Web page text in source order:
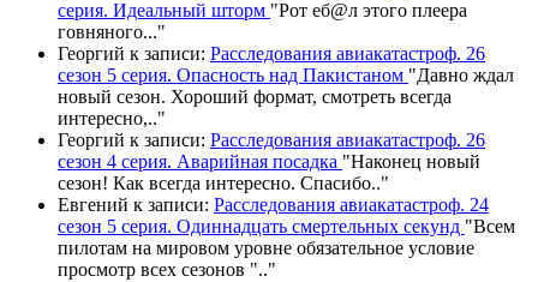
серия. Идеальный шторм "Рот еб@л этого плеера
говняного..."
Георгий к записи: Расследования авиакатастроф. 26
сезон 5 серия. Опасность над Пакистаном "Давно ждал
новый сезон. Хороший формат, смотреть всегда
интересно,.."
Георгий к записи: Расследования авиакатастроф. 26
сезон 4 серия. Аварийная посадка "Наконец новый
сезон! Как всегда интересно. Спасибо.."
Евгений к записи: Расследования авиакатастроф. 24
сезон 5 серия. Одиннадцать смертельных секунд "Всем
пилотам на мировом уровне обязательное условие
просмотр всех сезонов ".."